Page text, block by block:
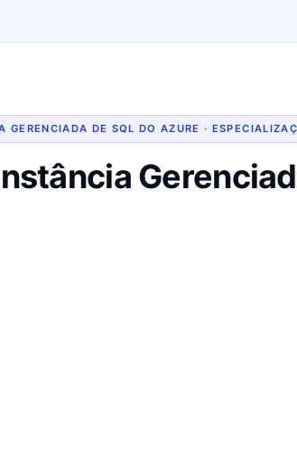
GERENCIADA DE SQL DO AZURE ·